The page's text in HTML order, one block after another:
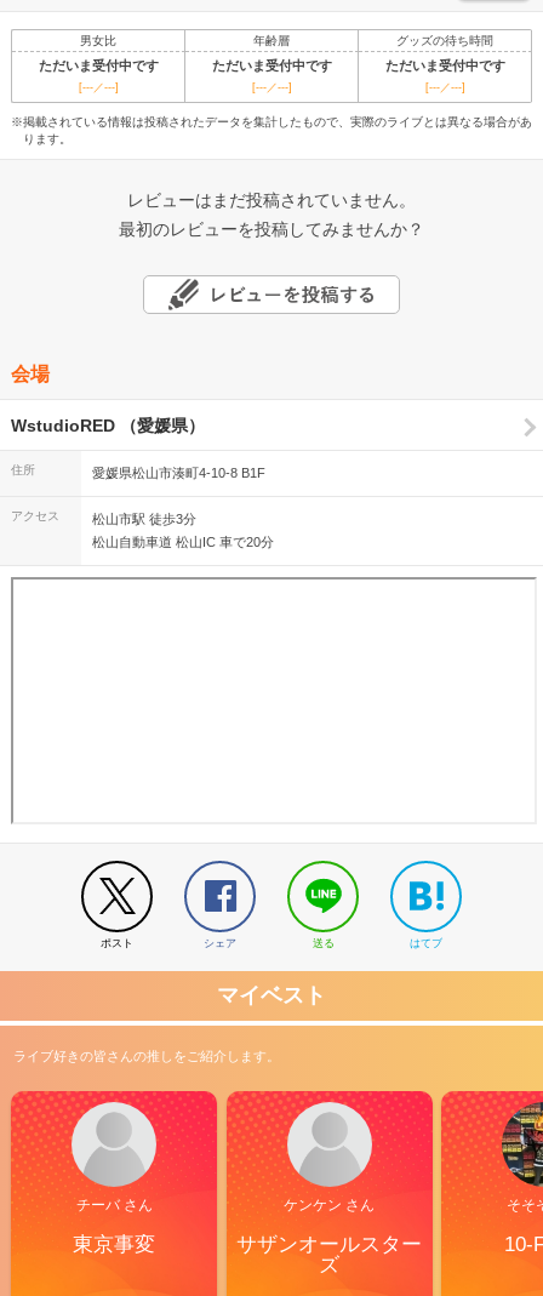
男女比 年齢層 グッズの待ち時間
ただいま受付中です ただいま受付中です ただいま受付中です
[---／---] [---／---] [---／---]
※掲載されている情報は投稿されたデータを集計したもので、実際のライブとは異なる場合があ
ります。
レビューはまだ投稿されていません。
最初のレビューを投稿してみませんか？
会場
WstudioRED （愛媛県）
住所 愛媛県松山市湊町4-10-8 B1F
アクセス
松山市駅 徒歩3分
松山自動車道 松山IC 車で20分
ポスト シェア 送る はてブ
マイベスト
ライブ好きの皆さんの推しをご紹介します。
チーバ さん
東京事変
ケンケン さん
サザンオールスター
ズ
そそ
10-